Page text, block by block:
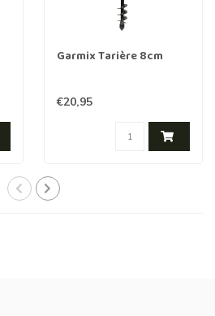
Garmix Tarière 8cm
€20,95